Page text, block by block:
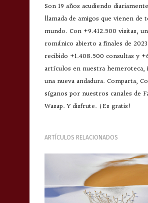
Son 19 años acudiendo
llamada de amigos que vienen de
mundo. Con +9.412.500 visitas,
románico abierto a finales de
recibido +1.408.500 consultas y
artículos en nuestra hemeroteca,
una nueva andadura. Comparta,
síganos por nuestros canales de
Wasap. Y disfrute. ¡Es gratis!
ARTÍCULOS RELACIONADOS